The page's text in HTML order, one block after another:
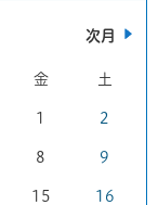
次月
金 土
1 2
8 9
15 16